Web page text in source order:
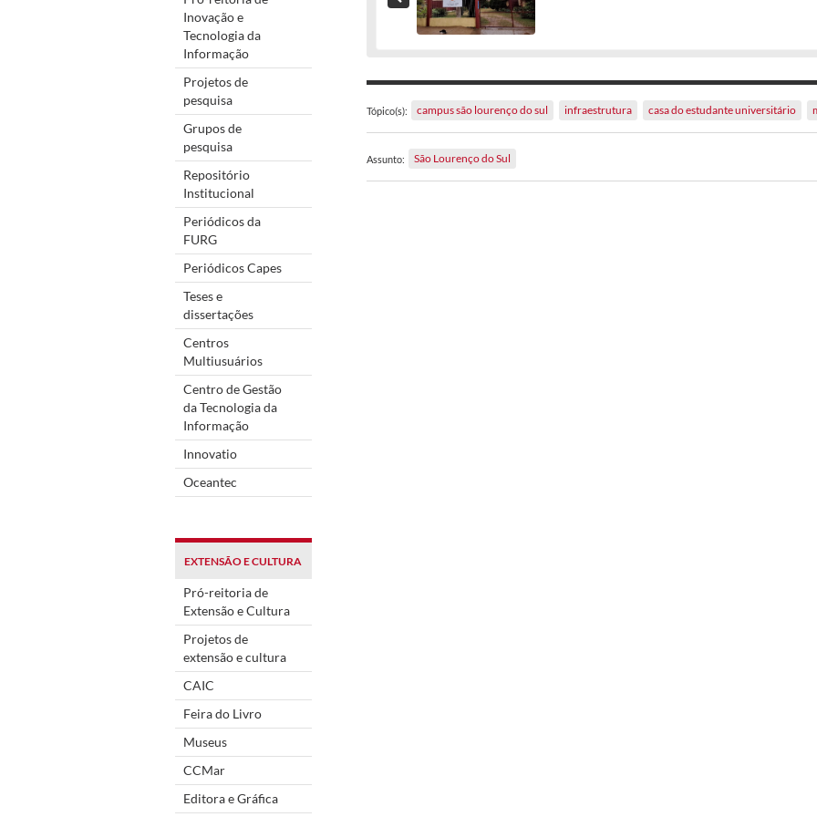
Inovação e
Tecnologia da
Informação
Projetos de
pesquisa
Grupos de
pesquisa
Repositório
Institucional
Periódicos da
FURG
Periódicos Capes
Teses e
dissertações
Centros
Multiusuários
Centro de Gestão
da Tecnologia da
Informação
Innovatio
Oceantec
EXTENSÃO E CULTURA
Pró-reitoria de
Extensão e Cultura
Projetos de
extensão e cultura
CAIC
Feira do Livro
Museus
CCMar
Editora e Gráfica
Tópico(s): campus são lourenço do sul infraestrutura casa do estudante universitário
Assunto: São Lourenço do Sul